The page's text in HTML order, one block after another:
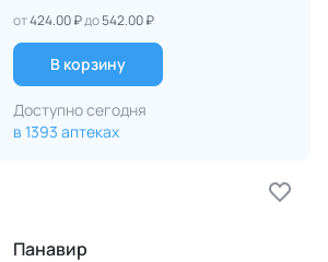
от424.00 ₽до542.00 ₽
В корзину
Доступно сегодня
в 1393 аптеках
Панавир